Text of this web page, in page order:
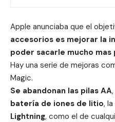
Apple anunciaba que el
accesorios es mejorar la
poder sacarle mucho mas
Hay una serie de mejoras
Magic.
Se abandonan las pilas AA
batería de iones de litio,
Lightning, como el de